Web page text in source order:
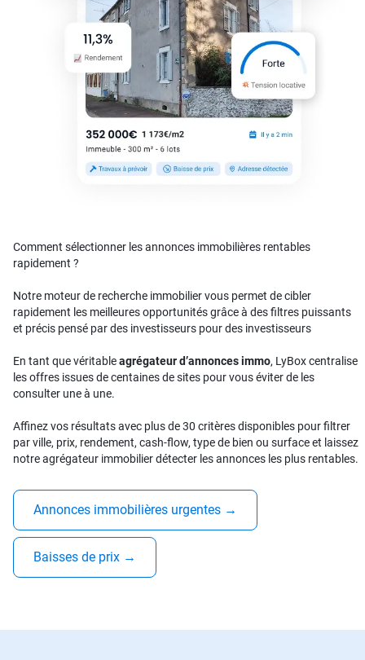
Comment sélectionner les annonces immobilières rentables
rapidement ?
Notre moteur de recherche immobilier vous permet de cibler
rapidement les meilleures opportunités grâce à des filtres puissants
et précis pensé par des investisseurs pour des investisseurs
En tant que véritableagrégateur d’annonces immo, LyBox centralise
les offres issues de centaines de sites pour vous éviter de les
consulter une à une.
Affinez vos résultats avec plus de 30 critères disponibles pour filtrer
par ville, prix, rendement, cash-flow, type de bien ou surface et laissez
notre agrégateur immobilier détecter les annonces les plus rentables.
Annonces immobilières urgentes →
Baisses de prix →